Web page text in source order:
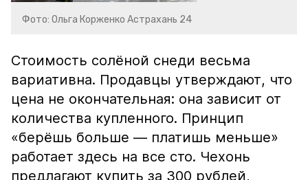
Фото: Ольга Корженко Астрахань 24
Стоимость солёной снеди весьма
вариативна. Продавцы утверждают, что
цена не окончательная: она зависит от
количества купленного. Принцип
«берёшь больше — платишь меньше»
работает здесь на все сто. Чехонь
предлагают купить за 300 рублей,